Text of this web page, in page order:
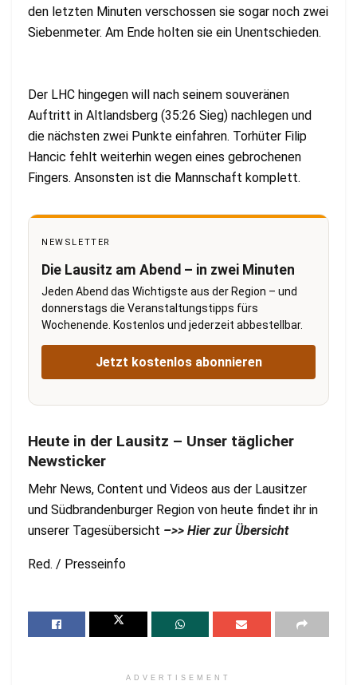
den letzten Minuten verschossen sie sogar noch zwei
Siebenmeter. Am Ende holten sie ein Unentschieden.
Der LHC hingegen will nach seinem souveränen
Auftritt in Altlandsberg (35:26 Sieg) nachlegen und
die nächsten zwei Punkte einfahren. Torhüter Filip
Hancic fehlt weiterhin wegen eines gebrochenen
Fingers. Ansonsten ist die Mannschaft komplett.
NEWSLETTER
Die Lausitz am Abend – in zwei Minuten
Jeden Abend das Wichtigste aus der Region – und
donnerstags die Veranstaltungstipps fürs
Wochenende. Kostenlos und jederzeit abbestellbar.
Jetzt kostenlos abonnieren
Heute in der Lausitz – Unser täglicher
Newsticker
Mehr News, Content und Videos aus der Lausitzer
und Südbrandenburger Region von heute findet ihr in
unserer Tagesübersicht –>> Hier zur Übersicht
Red. / Presseinfo
ADVERTISEMENT